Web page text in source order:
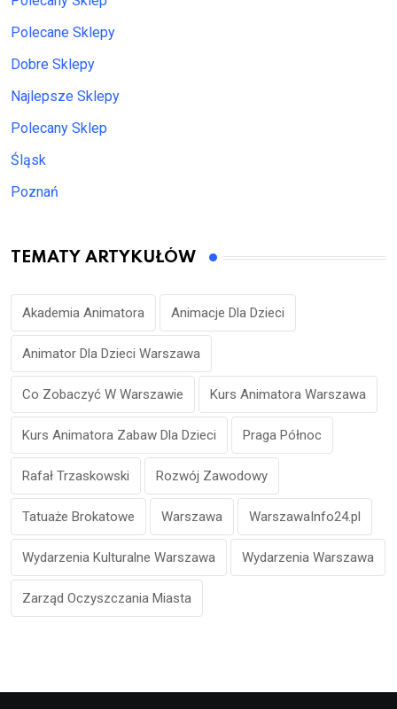
Polecane Sklepy
Dobre Sklepy
Najlepsze Sklepy
Polecany Sklep
Śląsk
Poznań
TEMATY ARTYKUŁÓW
Akademia Animatora Animacje Dla Dzieci
Animator Dla Dzieci Warszawa
Co Zobaczyć W Warszawie Kurs Animatora Warszawa
Kurs Animatora Zabaw Dla Dzieci Praga Północ
Rafał Trzaskowski Rozwój Zawodowy
Tatuaże Brokatowe Warszawa WarszawaInfo24.pl
Wydarzenia Kulturalne Warszawa Wydarzenia Warszawa
Zarząd Oczyszczania Miasta